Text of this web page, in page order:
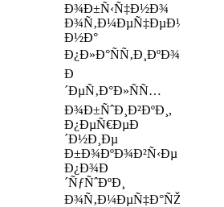
Ð¾Ð±Ñ‹Ñ‡Ð½Ð¾
Ð¾Ñ‚Ð¼ÐµÑ‡ÐµÐ½Ñ‹
Ð½Ð°
Ð¿Ð»Ð°ÑÑ‚Ð¸ÐºÐ¾Ð²Ñ‹Ñ…
Ð
´ÐµÑ‚Ð°Ð»ÑÑ…
Ð¾Ð±ÑˆÐ¸Ð²ÐºÐ¸,
Ð¿ÐµÑ€ÐµÐ
´Ð½Ð¸Ðµ
Ð±Ð¾ÐºÐ¾Ð²Ñ‹Ðµ
Ð¿Ð¾Ð
´ÑƒÑˆÐºÐ¸
Ð¾Ñ‚Ð¼ÐµÑ‡Ð°ÑŽÑ‚ÑÑ